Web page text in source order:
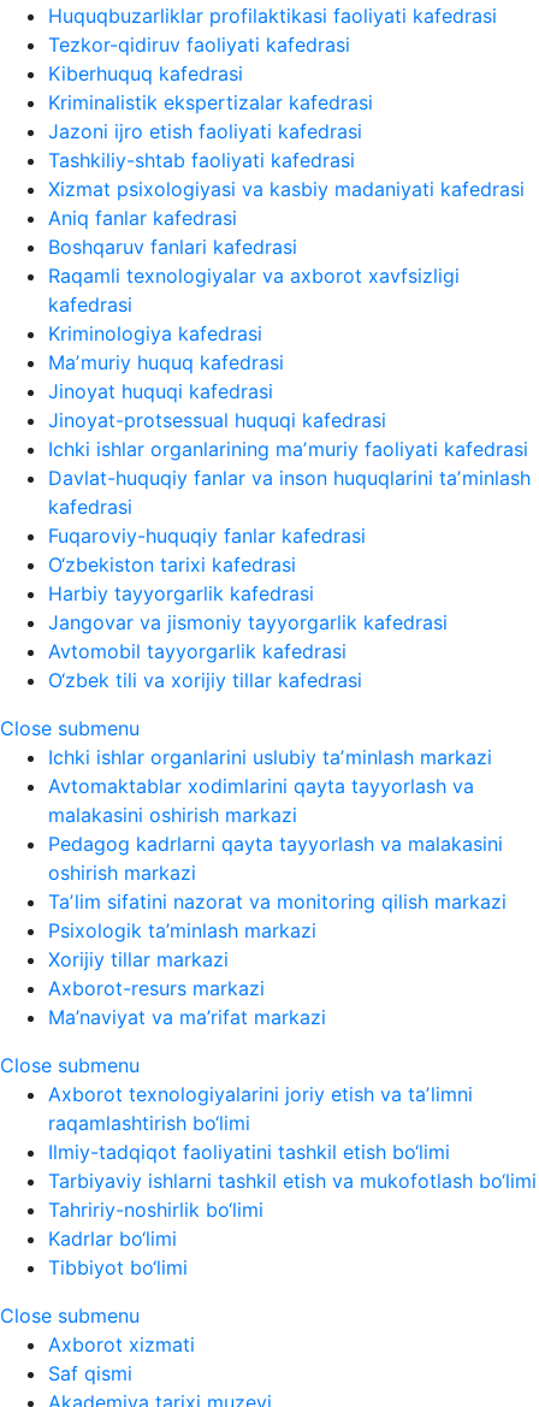
Huquqbuzarliklar profilaktikasi faoliyati kafedrasi
Tezkor-qidiruv faoliyati kafedrasi
Kiberhuquq kafedrasi
Kriminalistik ekspertizalar kafedrasi
Jazoni ijro etish faoliyati kafedrasi
Tashkiliy-shtab faoliyati kafedrasi
Xizmat psixologiyasi va kasbiy madaniyati kafedrasi
Aniq fanlar kafedrasi
Boshqaruv fanlari kafedrasi
Raqamli texnologiyalar va axborot xavfsizligi
kafedrasi
Kriminologiya kafedrasi
Maʼmuriy huquq kafedrasi
Jinoyat huquqi kafedrasi
Jinoyat-protsessual huquqi kafedrasi
Ichki ishlar organlarining maʼmuriy faoliyati kafedrasi
Davlat-huquqiy fanlar va inson huquqlarini taʼminlash
kafedrasi
Fuqaroviy-huquqiy fanlar kafedrasi
O‘zbekiston tarixi kafedrasi
Harbiy tayyorgarlik kafedrasi
Jangovar va jismoniy tayyorgarlik kafedrasi
Avtomobil tayyorgarlik kafedrasi
O‘zbek tili va xorijiy tillar kafedrasi
Close submenu
Ichki ishlar organlarini uslubiy taʼminlash markazi
Avtomaktablar xodimlarini qayta tayyorlash va
malakasini oshirish markazi
Pedagog kadrlarni qayta tayyorlash va malakasini
oshirish markazi
Taʼlim sifatini nazorat va monitoring qilish markazi
Psixologik ta’minlash markazi
Xorijiy tillar markazi
Axborot-resurs markazi
Ma’naviyat va ma’rifat markazi
Close submenu
Axborot texnologiyalarini joriy etish va taʼlimni
raqamlashtirish bo‘limi
Ilmiy-tadqiqot faoliyatini tashkil etish bo‘limi
Tarbiyaviy ishlarni tashkil etish va mukofotlash bo‘limi
Tahririy-noshirlik bo‘limi
Kadrlar bo‘limi
Tibbiyot bo‘limi
Close submenu
Axborot xizmati
Saf qismi
Akademiya tarixi muzeyi